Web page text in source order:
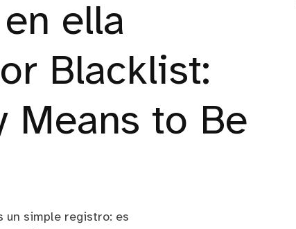
ella
Blacklist:
Means to Be
un simple registro: es